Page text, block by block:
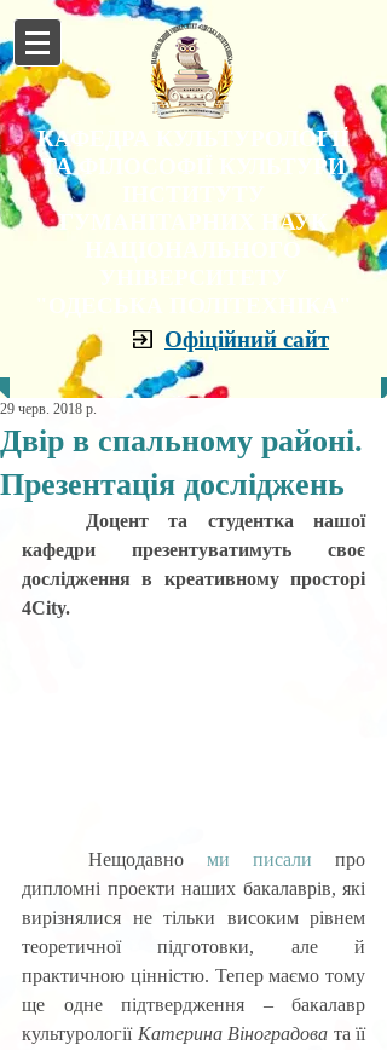
КАФЕДРА КУЛЬТУРОЛОГІЇ
ТА ФІЛОСОФІЇ КУЛЬТУРИ
ГУМАНІТАРНИХ НАУК
Офіційний сайт
Двір в спальному районі.
Презентація досліджень
29 черв. 2018 р.
Доцент та студентка нашої
кафедри презентуватимуть своє
дослідження в креативному просторі
4City.
	Нещодавно
ми писали про
дипломні проекти наших бакалаврів, які
вирізнялися не тільки високим рівнем
теоретичної підготовки, але й
практичною цінністю. Тепер маємо тому
ще одне підтвердження – бакалавр
культурології Катерина Віноградова та її